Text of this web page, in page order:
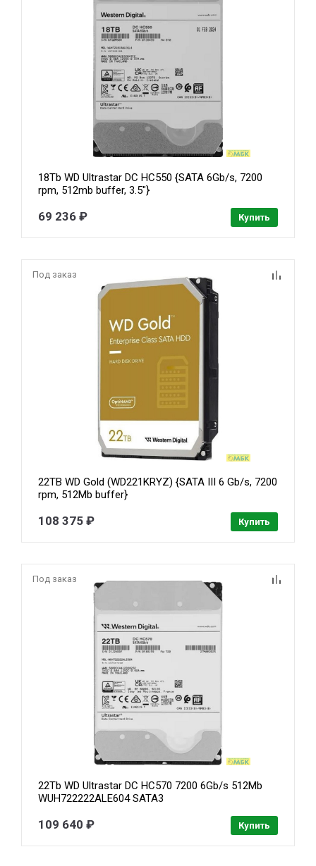
18Tb WD Ultrastar DC HC550 {SATA 6Gb/s, 7200
rpm, 512mb buffer, 3.5"}
69 236 ₽ Купить
Под заказ
22TB WD Gold (WD221KRYZ) {SATA III 6 Gb/s, 7200
rpm, 512Mb buffer}
108 375 ₽ Купить
Под заказ
22Tb WD Ultrastar DC HC570 7200 6Gb/s 512Mb
WUH722222ALE604 SATA3
109 640 ₽ Купить